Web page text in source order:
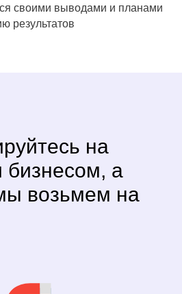
своими выводами и планами
результатов
на
бизнесом, а
возьмем на